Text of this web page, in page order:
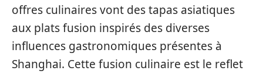
offres culinaires vont des tapas asiatiques
aux plats fusion inspirés des diverses
influences gastronomiques présentes à
Shanghai. Cette fusion culinaire est le reflet